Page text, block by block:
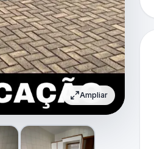
Ampliar